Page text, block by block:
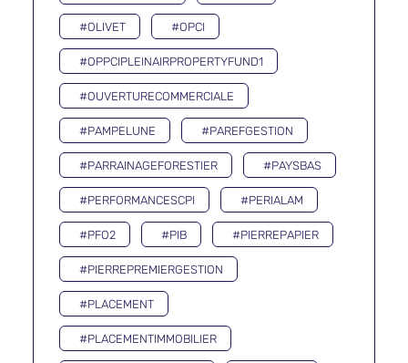
#OLIVET #OPCI
#OPPCIPLEINAIRPROPERTYFUND1
#OUVERTURECOMMERCIALE
#PAMPELUNE #PAREFGESTION
#PARRAINAGEFORESTIER #PAYSBAS
#PERFORMANCESCPI #PERIALAM
#PFO2 #PIB #PIERREPAPIER
#PIERREPREMIERGESTION
#PLACEMENT
#PLACEMENTIMMOBILIER